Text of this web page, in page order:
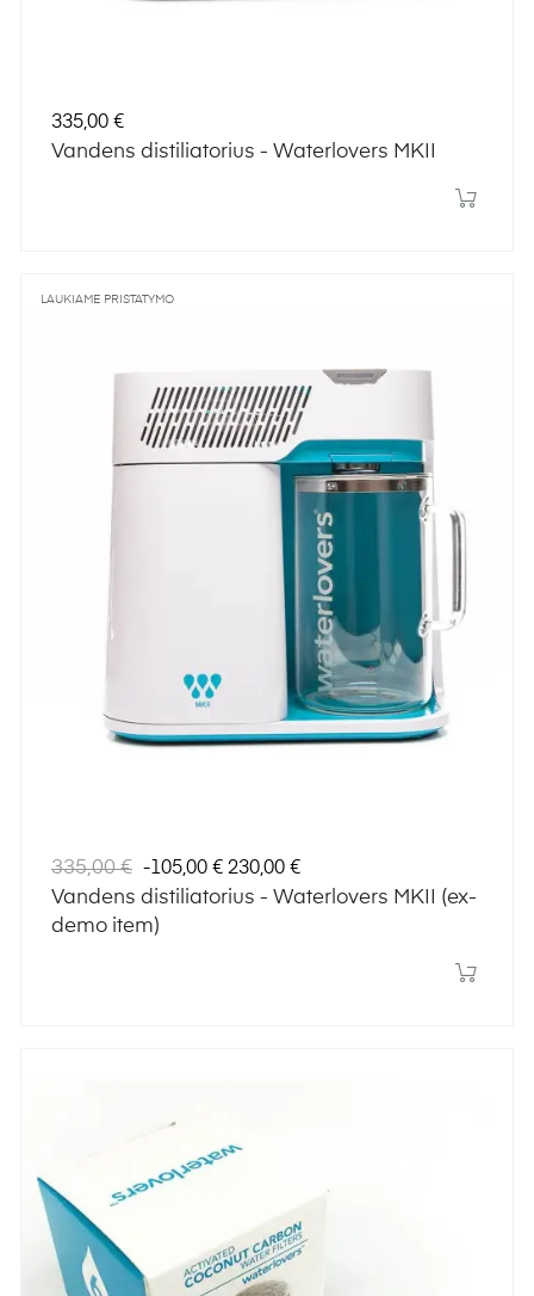
Kaina
335,00 €
Vandens distiliatorius - Waterlovers MKII
LAUKIAME PRISTATYMO
Įprasta
kaina
335,00 € -105,00 € Kaina
230,00 €
Vandens distiliatorius - Waterlovers MKII (ex-
demo item)